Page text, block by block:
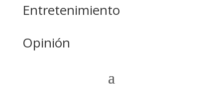
Entretenimiento
Opinión